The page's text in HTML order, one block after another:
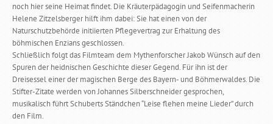
noch hier seine Heimat findet. Die Kräuterpädagogin und Seifenmacherin
Helene Zitzelsberger hilft ihm dabei: Sie hat einen von der
Naturschutzbehörde initiierten Pflegevertrag zur Erhaltung des
böhmischen Enzians geschlossen.
Schließlich folgt das Filmteam dem Mythenforscher Jakob Wünsch auf den
Spuren der heidnischen Geschichte dieser Gegend. Für ihn ist der
Dreisessel einer der magischen Berge des Bayern- und Böhmerwaldes. Die
Stifter-Zitate werden von Johannes Silberschneider gesprochen,
musikalisch führt Schuberts Ständchen “Leise flehen meine Lieder” durch
den Film.